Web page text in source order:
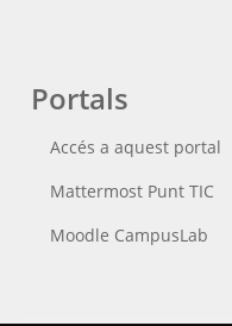
Portals
Accés a aquest portal
Mattermost Punt TIC
Moodle CampusLab